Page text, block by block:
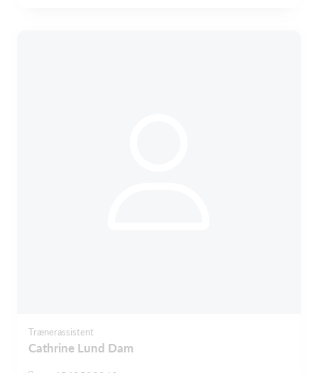
Trænerassistent
Cathrine Lund Dam